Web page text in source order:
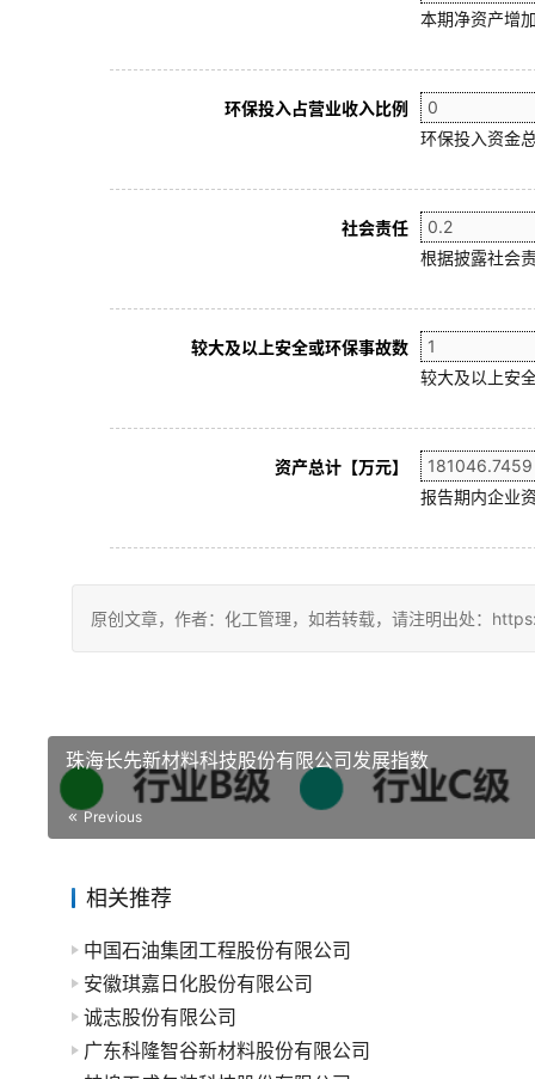
本期净资产增
环保投入占营业收入比例
环保投入资金
社会责任
根据披露社会
较大及以上安全或环保事故数
较大及以上安
资产总计【万元】
报告期内企业
原创文章，作者：化工管理，如若转载，请注明出处：
珠海长先新材料科技股份有限公司发展指数
Previous
相关推荐
中国石油集团工程股份有限公司
安徽琪嘉日化股份有限公司
诚志股份有限公司
广东科隆智谷新材料股份有限公司